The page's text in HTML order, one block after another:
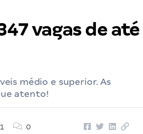
vagas de até
médio e superior. As
atento!
1 0